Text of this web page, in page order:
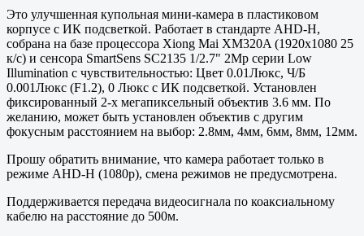
Это улучшенная купольная мини-камера в пластиковом
корпусе с ИК подсветкой. Работает в стандарте AHD-H,
собрана на базе процессора Xiong Mai XM320A (1920х1080 25
к/с) и сенсора SmartSens SC2135 1/2.7" 2Mp серии Low
Illumination с чувствительностью: Цвет 0.01Люкс, Ч/Б
0.001Люкс (F1.2), 0 Люкс с ИК подсветкой. Установлен
фиксированный 2-х мегапиксельный объектив 3.6 мм. По
желанию, может быть установлен объектив с другим
фокусным расстоянием на выбор: 2.8мм, 4мм, 6мм, 8мм, 12мм.
Прошу обратить внимание, что камера работает только в
режиме AHD-H (1080p), смена режимов не предусмотрена.
Поддерживается передача видеосигнала по коаксиальному
кабелю на расстояние до 500м.